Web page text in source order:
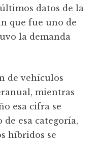
datos de la
que fue uno de
la demanda
de vehículos
mientras
esa cifra se
de esa categoría,
híbridos se